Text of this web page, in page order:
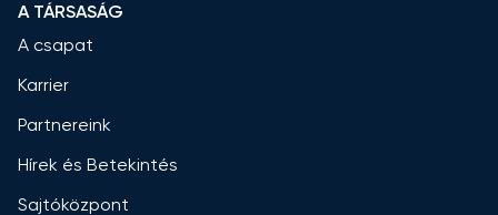
A TÁRSASÁG
A csapat
Karrier
Partnereink
Hírek és Betekintés
Sajtóközpont